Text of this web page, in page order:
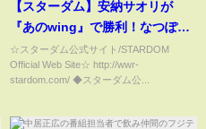
【スターダム】安納サオリが
『あのwing』で勝利！なつぽい
＆安納サオリ vs 月山和香＆梨杏
試合ハイライト タッグリーグ公
式戦！-11.30栃木・下野大会-
☆スターダム公式サイト/STARDOM
Official Web Site☆ http://wwr-
stardom.com/ ◆スターダム公...